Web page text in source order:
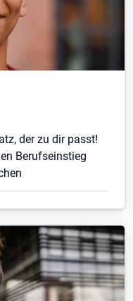
der zu dir passt!
Berufseinstieg